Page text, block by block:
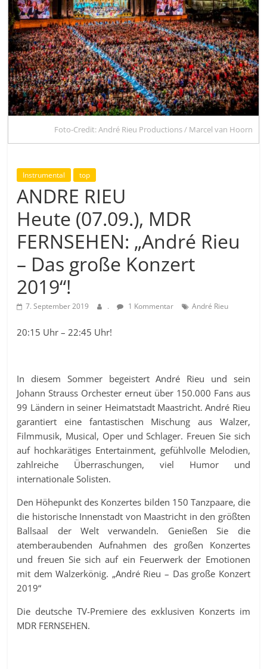
Foto-Credit: André Rieu Productions / Marcel van Hoorn
Instrumental top
ANDRE RIEU
Heute (07.09.), MDR
FERNSEHEN: „André Rieu
– Das große Konzert
2019“!
7. September 2019 . 1 Kommentar André Rieu
20:15 Uhr – 22:45 Uhr!
In diesem Sommer begeistert André Rieu und sein
Johann Strauss Orchester erneut über 150.000 Fans aus
99 Ländern in seiner Heimatstadt Maastricht. André Rieu
garantiert eine fantastischen Mischung aus Walzer,
Filmmusik, Musical, Oper und Schlager. Freuen Sie sich
auf hochkarätiges Entertainment, gefühlvolle Melodien,
zahlreiche Überraschungen, viel Humor und
internationale Solisten.
Den Höhepunkt des Konzertes bilden 150 Tanzpaare, die
die historische Innenstadt von Maastricht in den größten
Ballsaal der Welt verwandeln. Genießen Sie die
atemberaubenden Aufnahmen des großen Konzertes
und freuen Sie sich auf ein Feuerwerk der Emotionen
mit dem Walzerkönig. „André Rieu – Das große Konzert
2019“
Die deutsche TV-Premiere des exklusiven Konzerts im
MDR FERNSEHEN.